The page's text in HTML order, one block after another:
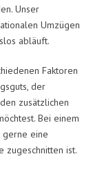
Unser
Umzügen
abläuft.
Faktoren
der
zusätzlichen
Bei einem
gerne eine
zugeschnitten ist.